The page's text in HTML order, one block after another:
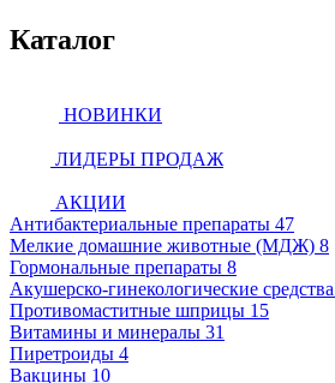
Каталог
НОВИНКИ
ЛИДЕРЫ ПРОДАЖ
АКЦИИ
Антибактериальные препараты 47
Мелкие домашние животные (МДЖ) 8
Гормональные препараты 8
Акушерско-гинекологические средства
Противомаститные шприцы 15
Витамины и минералы 31
Пиретроиды 4
Вакцины 10